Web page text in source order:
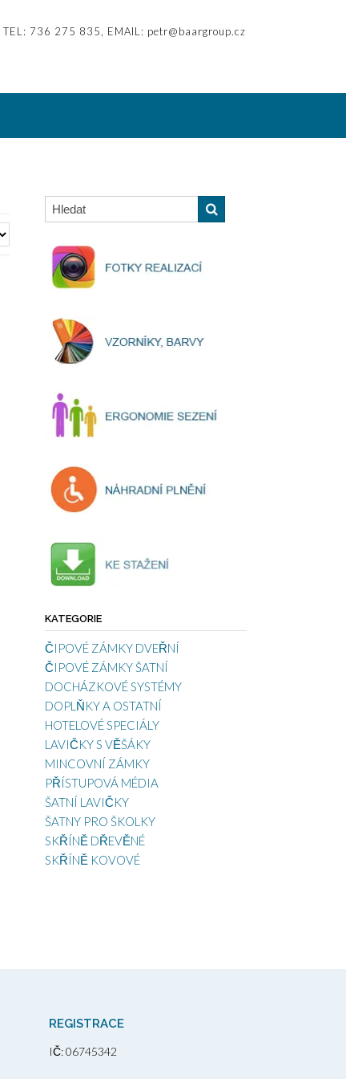
TEL: 736 275 835, EMAIL: petr@baargroup.cz
KATEGORIE
ČIPOVÉ ZÁMKY DVEŘNÍ
ČIPOVÉ ZÁMKY ŠATNÍ
DOCHÁZKOVÉ SYSTÉMY
DOPLŇKY A OSTATNÍ
HOTELOVÉ SPECIÁLY
LAVIČKY S VĚŠÁKY
MINCOVNÍ ZÁMKY
PŘÍSTUPOVÁ MÉDIA
ŠATNÍ LAVIČKY
ŠATNY PRO ŠKOLKY
SKŘÍNĚ DŘEVĚNÉ
SKŘÍNĚ KOVOVÉ
REGISTRACE
IČ: 06745342